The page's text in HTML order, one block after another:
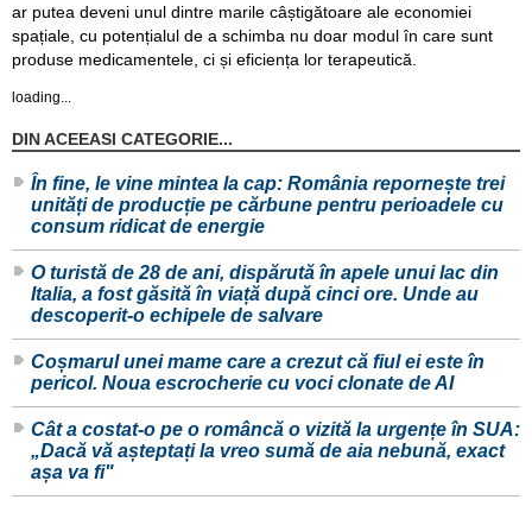
ar putea deveni unul dintre marile câștigătoare ale economiei
spațiale, cu potențialul de a schimba nu doar modul în care sunt
produse medicamentele, ci și eficiența lor terapeutică.
loading...
DIN ACEEASI CATEGORIE...
În fine, le vine mintea la cap: România repornește trei
unități de producție pe cărbune pentru perioadele cu
consum ridicat de energie
O turistă de 28 de ani, dispărută în apele unui lac din
Italia, a fost găsită în viață după cinci ore. Unde au
descoperit-o echipele de salvare
Coșmarul unei mame care a crezut că fiul ei este în
pericol. Noua escrocherie cu voci clonate de AI
Cât a costat-o pe o româncă o vizită la urgențe în SUA:
„Dacă vă așteptați la vreo sumă de aia nebună, exact
așa va fi"